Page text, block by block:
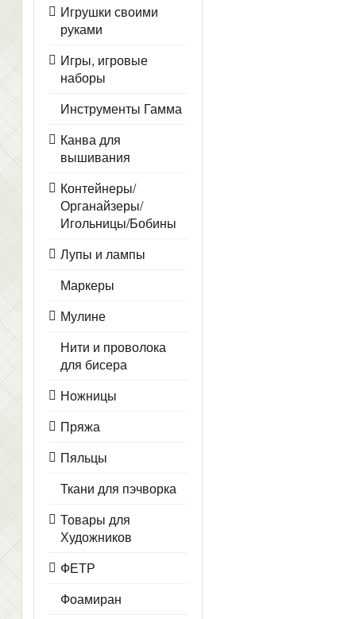
Игрушки своими
руками
Игры, игровые
наборы
Инструменты Гамма
Канва для
вышивания
Контейнеры/
Органайзеры/
Игольницы/Бобины
Лупы и лампы
Маркеры
Мулине
Нити и проволока
для бисера
Ножницы
Пряжа
Пяльцы
Ткани для пэчворка
Товары для
Художников
ФЕТР
Фоамиран